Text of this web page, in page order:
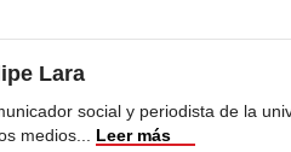
Lara
social y periodista de la
medios
Leer más